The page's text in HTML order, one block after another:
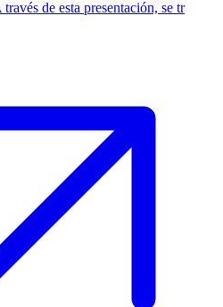
de esta presentación, se tr